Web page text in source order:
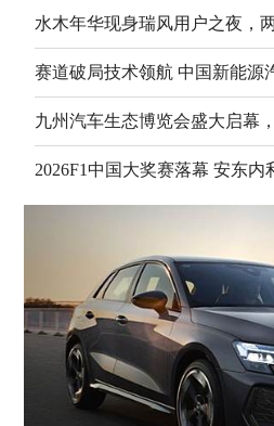
2026F1中国大奖赛落幕 安东内